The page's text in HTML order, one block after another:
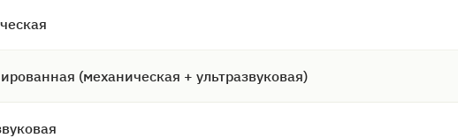
(механическая + ультразвуковая)